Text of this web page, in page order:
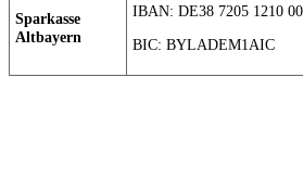
Sparkasse
Altbayern
IBAN: DE38 7205 1210
BIC: BYLADEM1AIC